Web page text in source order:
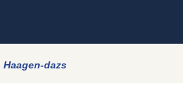
Haagen-dazs